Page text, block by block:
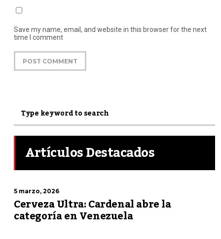
Save my name, email, and website in this browser for the next
time I comment
Artículos Destacados
5 marzo, 2026
Cerveza Ultra: Cardenal abre la
categoría en Venezuela